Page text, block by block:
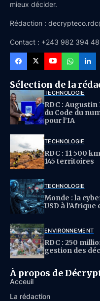
mieux décider.
Rédaction :
Contact : +243 982 394
Sélection de la
TECHNOLOGIE
RDC :
du Code du
pour l’IA
TECHNOLOGIE
RDC : 11 500
145 territoires
TECHNOLOGIE
Monde : la
USD à l’Afrique
ENVIRONNEMENT
RDC : 250
gestion des
À propos de
Acceuil
La rédaction